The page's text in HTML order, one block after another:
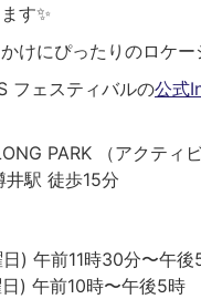
す✨
けにぴったりのロケ
フェスティバルの公式
PARK （アクティ
駅 徒歩15分
) 午前11時30分〜午後
) 午前10時〜午後5時